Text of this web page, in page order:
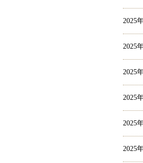
2025
2025
2025
2025
2025
2025